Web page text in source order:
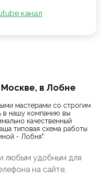
канал
Москве, в Лобне
мастерами со строгим
в нашу компанию вы
качественный
типовая схема работы
- Лобня":
любым удобным для
на сайте,